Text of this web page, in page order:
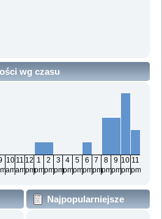
wg czasu
10
am
11
am
12
pm
1
pm
2
pm
3
pm
4
pm
5
pm
6
pm
7
pm
8
pm
9
pm
10
pm
11
pm
Najpopularniejsze